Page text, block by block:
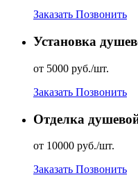
Заказать Позвонить
Установка
от 5000 руб./шт.
Заказать Позвонить
Отделка
от 10000 руб./шт.
Заказать Позвонить